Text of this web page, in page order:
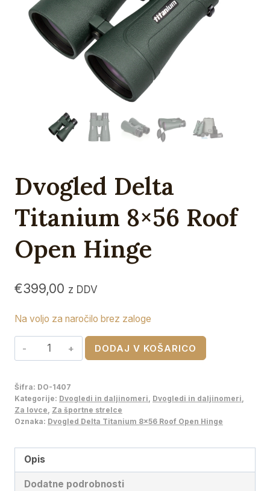
Dvogled Delta
Titanium 8×56 Roof
Open Hinge
€399,00 z DDV
Na voljo za naročilo brez zaloge
Dvogled
Delta
8x56
Roof
Open
količina
DODAJ V KOŠARICO
Šifra: DO-1407
Kategorije: Dvogledi in daljinomeri Dvogledi in daljinomeri
Za lovce Za športne strelce
Oznaka: Dvogled Delta Titanium 8x56 Roof Open Hinge
Opis
Dodatne podrobnosti